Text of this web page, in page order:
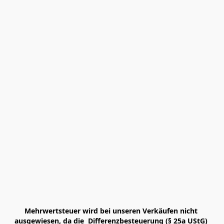
Mehrwertsteuer wird bei unseren Verkäufen nicht
ausgewiesen, da die  Differenzbesteuerung (§ 25a UStG)